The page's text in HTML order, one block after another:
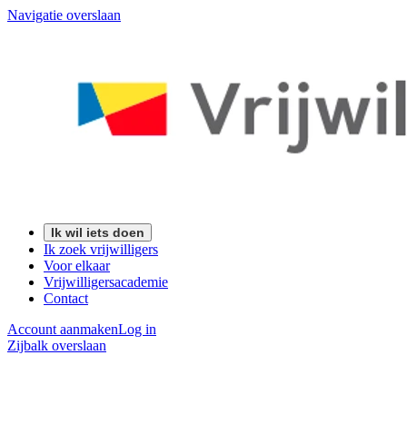
Navigatie overslaan
Ik wil iets doen
Ik zoek vrijwilligers
Voor elkaar
Vrijwilligersacademie
Contact
Account aanmakenLog in
Zijbalk overslaan